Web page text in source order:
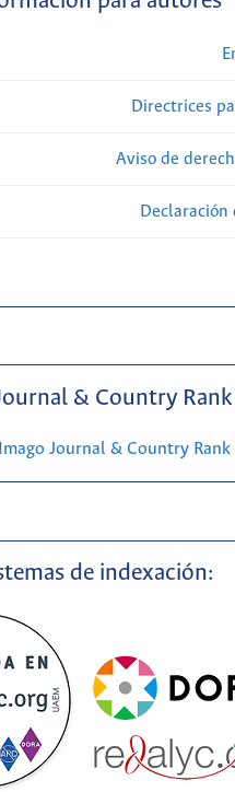
Directrices
Aviso de
& Country Rank
de indexación: